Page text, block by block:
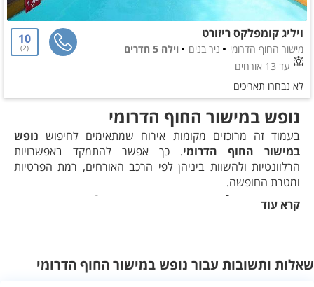
ויליג קומפלקס ריזורט
מישור החוף הדרומי ניר בנים
וילה 5 חדרים
עד 13 אורחים
10
2
לא נבחרו תאריכים
קרא עוד
נופש במישור החוף הדרומי
בעמוד זה מרוכזים מקומות אירוח שמתאימים לחיפוש נופש
במישור החוף הדרומי. כך אפשר להתמקד באפשרויות
הרלוונטיות ולהשוות ביניהן לפי הרכב האורחים, רמת הפרטיות
ומטרת החופשה.
מה כדאי לבדוק בחיפוש הזה?
לתכנית החופשה.
שאלות ותשובות עבור נופש במישור החוף הדרומי